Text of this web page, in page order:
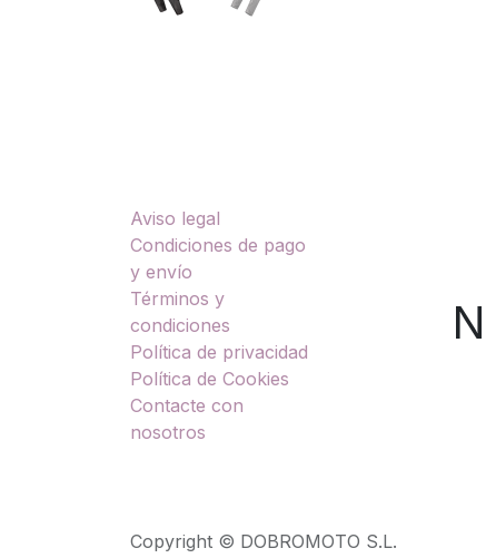
Aviso legal
Condiciones de pago
y envío
Términos y
condiciones
Política de privacidad
Política de Cookies
Contacte con
nosotros
Copyright © DOBROMOTO S.L.